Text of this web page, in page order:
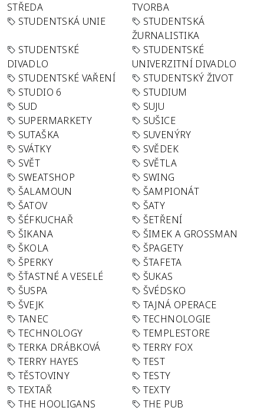
STŘEDA
TVORBA
STUDENTSKÁ UNIE
STUDENTSKÁ
ŽURNALISTIKA
STUDENTSKÉ
DIVADLO
STUDENTSKÉ
UNIVERZITNÍ DIVADLO
STUDENTSKÉ VAŘENÍ
STUDENTSKÝ ŽIVOT
STUDIO 6
STUDIUM
SUD
SUJU
SUPERMARKETY
SUŠICE
SUTAŠKA
SUVENÝRY
SVÁTKY
SVĚDEK
SVĚT
SVĚTLA
SWEATSHOP
SWING
ŠALAMOUN
ŠAMPIONÁT
ŠATOV
ŠATY
ŠÉFKUCHAŘ
ŠETŘENÍ
ŠIKANA
ŠIMEK A GROSSMAN
ŠKOLA
ŠPAGETY
ŠPERKY
ŠTAFETA
ŠŤASTNÉ A VESELÉ
ŠUKAS
ŠUSPA
ŠVÉDSKO
ŠVEJK
TAJNÁ OPERACE
TANEC
TECHNOLOGIE
TECHNOLOGY
TEMPLESTORE
TERKA DRÁBKOVÁ
TERRY FOX
TERRY HAYES
TEST
TĚSTOVINY
TESTY
TEXTAŘ
TEXTY
THE HOOLIGANS
THE PUB